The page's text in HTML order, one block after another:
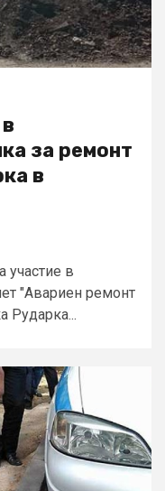
за ремонт
в
участие в
"Авариен ремонт
Рударка...